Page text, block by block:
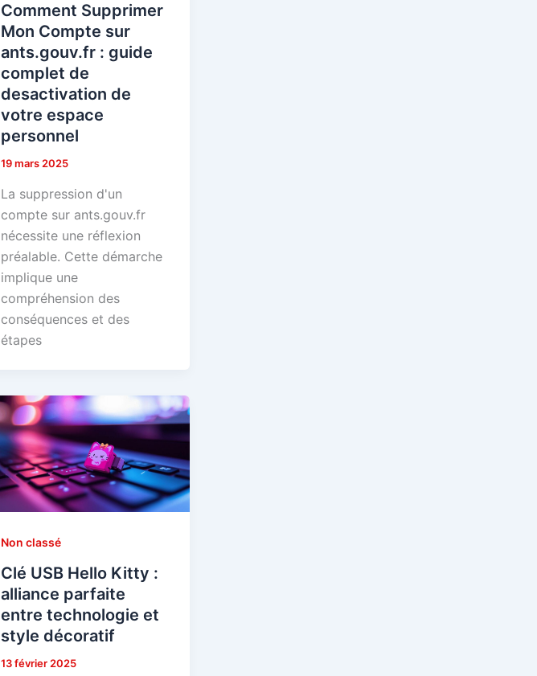
Comment Supprimer
Mon Compte sur
ants.gouv.fr : guide
complet de
desactivation de
votre espace
personnel
19 mars 2025
La suppression d'un
compte sur ants.gouv.fr
nécessite une réflexion
préalable. Cette démarche
implique une
compréhension des
conséquences et des
étapes
Non classé
Clé USB Hello Kitty :
alliance parfaite
entre technologie et
style décoratif
13 février 2025